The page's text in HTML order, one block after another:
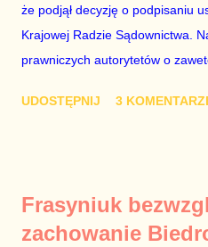
obejmuje prace w spółce, która
przez ta partię. Przeciwnie.
że podjął decyzję o podpisaniu
Krajowej Radzie Sądownictwa.
prawniczych autorytetów o
ostatecznie zniszczy
Ziobro. Żenujące są tłumaczenia
to jego ustawy. Prawda jest
UDOSTĘPNIJ 3
Frasyniuk
zachowanie